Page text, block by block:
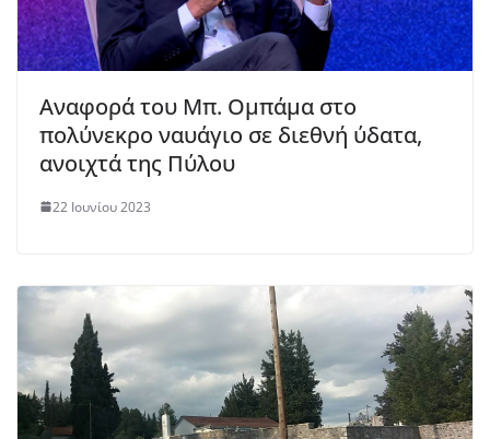
Αναφορά του Μπ. Ομπάμα στο
πολύνεκρο ναυάγιο σε διεθνή ύδατα,
ανοιχτά της Πύλου
22 Ιουνίου 2023